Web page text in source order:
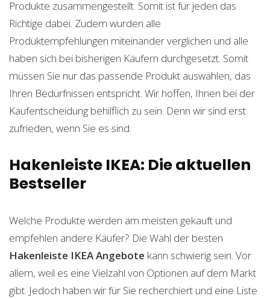
Produkte zusammengestellt. Somit ist für jeden das
Richtige dabei. Zudem wurden alle
Produktempfehlungen miteinander verglichen und alle
haben sich bei bisherigen Käufern durchgesetzt. Somit
müssen Sie nur das passende Produkt auswählen, das
Ihren Bedürfnissen entspricht. Wir hoffen, Ihnen bei der
Kaufentscheidung behilflich zu sein. Denn wir sind erst
zufrieden, wenn Sie es sind.
Hakenleiste IKEA: Die aktuellen
Bestseller
Welche Produkte werden am meisten gekauft und
empfehlen andere Käufer? Die Wahl der besten
Hakenleiste IKEAAngebote kann schwierig sein. Vor
allem, weil es eine Vielzahl von Optionen auf dem Markt
gibt. Jedoch haben wir für Sie recherchiert und eine Liste